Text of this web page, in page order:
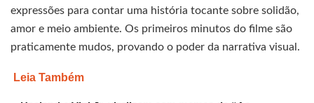
expressões para contar uma história tocante sobre solidão,
amor e meio ambiente. Os primeiros minutos do filme são
praticamente mudos, provando o poder da narrativa visual.
Leia Também